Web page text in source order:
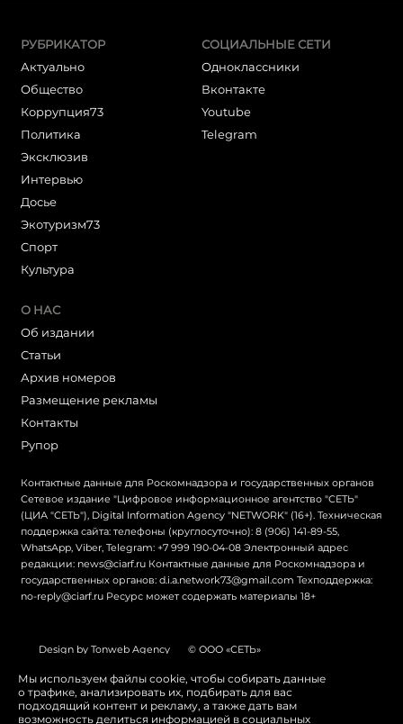
РУБРИКАТОР
Актуально
Общество
Коррупция73
Политика
Эксклюзив
Интервью
Досье
Экотуризм73
Cпорт
Культура
СОЦИАЛЬНЫЕ СЕТИ
Одноклассники
Вконтакте
Youtube
Telegram
О НАС
Об издании
Статьи
Архив номеров
Размещение рекламы
Контакты
Рупор
Контактные данные для Роскомнадзора и государственных органов
Сетевое издание "Цифровое информационное агентство "СЕТЬ"
(ЦИА "СЕТЬ"), Digital Information Agency "NETWORK" (16+). Техническая
поддержка сайта: телефоны (круглосуточно): 8 (906) 141-89-55,
WhatsApp, Viber, Telegram: +7 999 190-04-08 Электронный адрес
редакции: news@ciarf.ru Контактные данные для Роскомнадзора и
государственных органов: d.i.a.network73@gmail.com Техподдержка:
no-reply@ciarf.ru Ресурс может содержать материалы 18+
Design by Tonweb Agency © ООО «СЕТЬ»
Политика конфиденциальности Карта сайта
Switch to English
Мы используем файлы cookie, чтобы собирать данные
о трафике, анализировать их, подбирать для вас
подходящий контент и рекламу, а также дать вам
возможность делиться информацией в социальных